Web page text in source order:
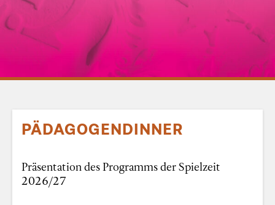
PÄDAGOGENDINNER
Präsentation des Programms der Spielzeit
2026/27